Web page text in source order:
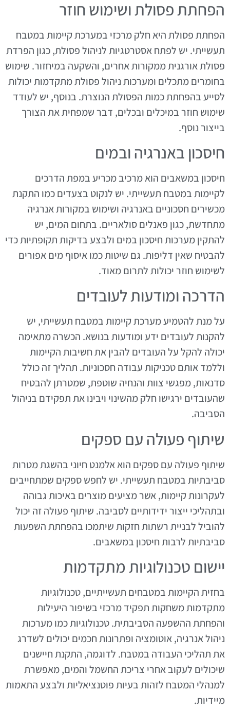
הפחתת פסולת ושימוש חוזר
הפחתת פסולת היא חלק מרכזי במערכת קיימות במטבח
תעשייתי. יש לפתח אסטרטגיות לניהול פסולת, כגון הפרדת
פסולת אורגנית ממקורות אחרים, והשקעה במיחזור. שימוש
בחומרים מתכלים ומערכות ניהול פסולת מתקדמות יכולות
לסייע בהפחתת כמות הפסולת הנוצרת. בנוסף, יש לעודד
שימוש חוזר במיכלים ובכלים, דבר שמפחית את הצורך
בייצור נוסף.
חיסכון באנרגיה ובמים
חיסכון במשאבים הוא מרכיב מכריע במפת הדרכים
לקיימות במטבח תעשייתי. יש לנקוט בצעדים כמו התקנת
מכשירים חסכוניים באנרגיה ושימוש במקורות אנרגיה
מתחדשת, כגון פאנלים סולאריים. בתחום המים, יש
להתקין מערכות חיסכון במים ולבצע בדיקות תקופתיות כדי
להבטיח שאין דליפות. גם שיטות כמו איסוף מים אפורים
לשימוש חוזר יכולות לתרום מאוד.
הדרכה ומודעות לעובדים
על מנת להטמיע מערכת קיימות במטבח תעשייתי, יש
להקנות לעובדים ידע ומודעות בנושא. הכשרה מתאימה
יכולה להקל על העובדים להבין את חשיבות הקיימות
וללמד אותם טכניקות עבודה חסכוניות. תהליך זה כולל
סדנאות, מפגשי צוות והנחיה שוטפת, שמטרתן להבטיח
שהעובדים ירגישו חלק מהשינוי ויבינו את תפקידם בניהול
הסביבה.
שיתוף פעולה עם ספקים
שיתוף פעולה עם ספקים הוא אלמנט חיוני בהשגת מטרות
סביבתיות במטבח תעשייתי. יש לחפש ספקים שמתחייבים
לעקרונות קיימות, אשר מציעים מוצרים באיכות גבוהה
ובתהליכי ייצור ידידותיים לסביבה. שיתוף פעולה זה יכול
להוביל לבניית רשתות חזקות שיתמכו בהפחתת השפעות
סביבתיות לרבות חיסכון במשאבים.
יישום טכנולוגיות מתקדמות
בחזית הקיימות במטבחים תעשייתיים, טכנולוגיות
מתקדמות משחקות תפקיד מרכזי בשיפור היעילות
והפחתת ההשפעה הסביבתית. טכנולוגיות כמו מערכות
ניהול אנרגיה, אוטומציה ופתרונות חכמים יכולים לשדרג
את תהליכי העבודה במטבח. לדוגמה, התקנת חיישנים
שיכולים לעקוב אחרי צריכת החשמל והמים, מאפשרת
למנהלי המטבח לזהות בעיות פוטנציאליות ולבצע התאמות
מיידיות.